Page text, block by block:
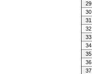
29
30
31
32
33
34
35
36
37